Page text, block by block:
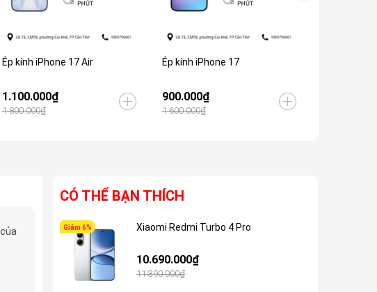
Ép kính iPhone 17 Air
1.100.000₫
1.800.000₫
Ép kính iPhone 17
900.000₫
1.600.000₫
CÓ THỂ BẠN THÍCH
Giảm 6% Xiaomi Redmi Turbo 4 Pro
10.690.000₫
11.390.000₫